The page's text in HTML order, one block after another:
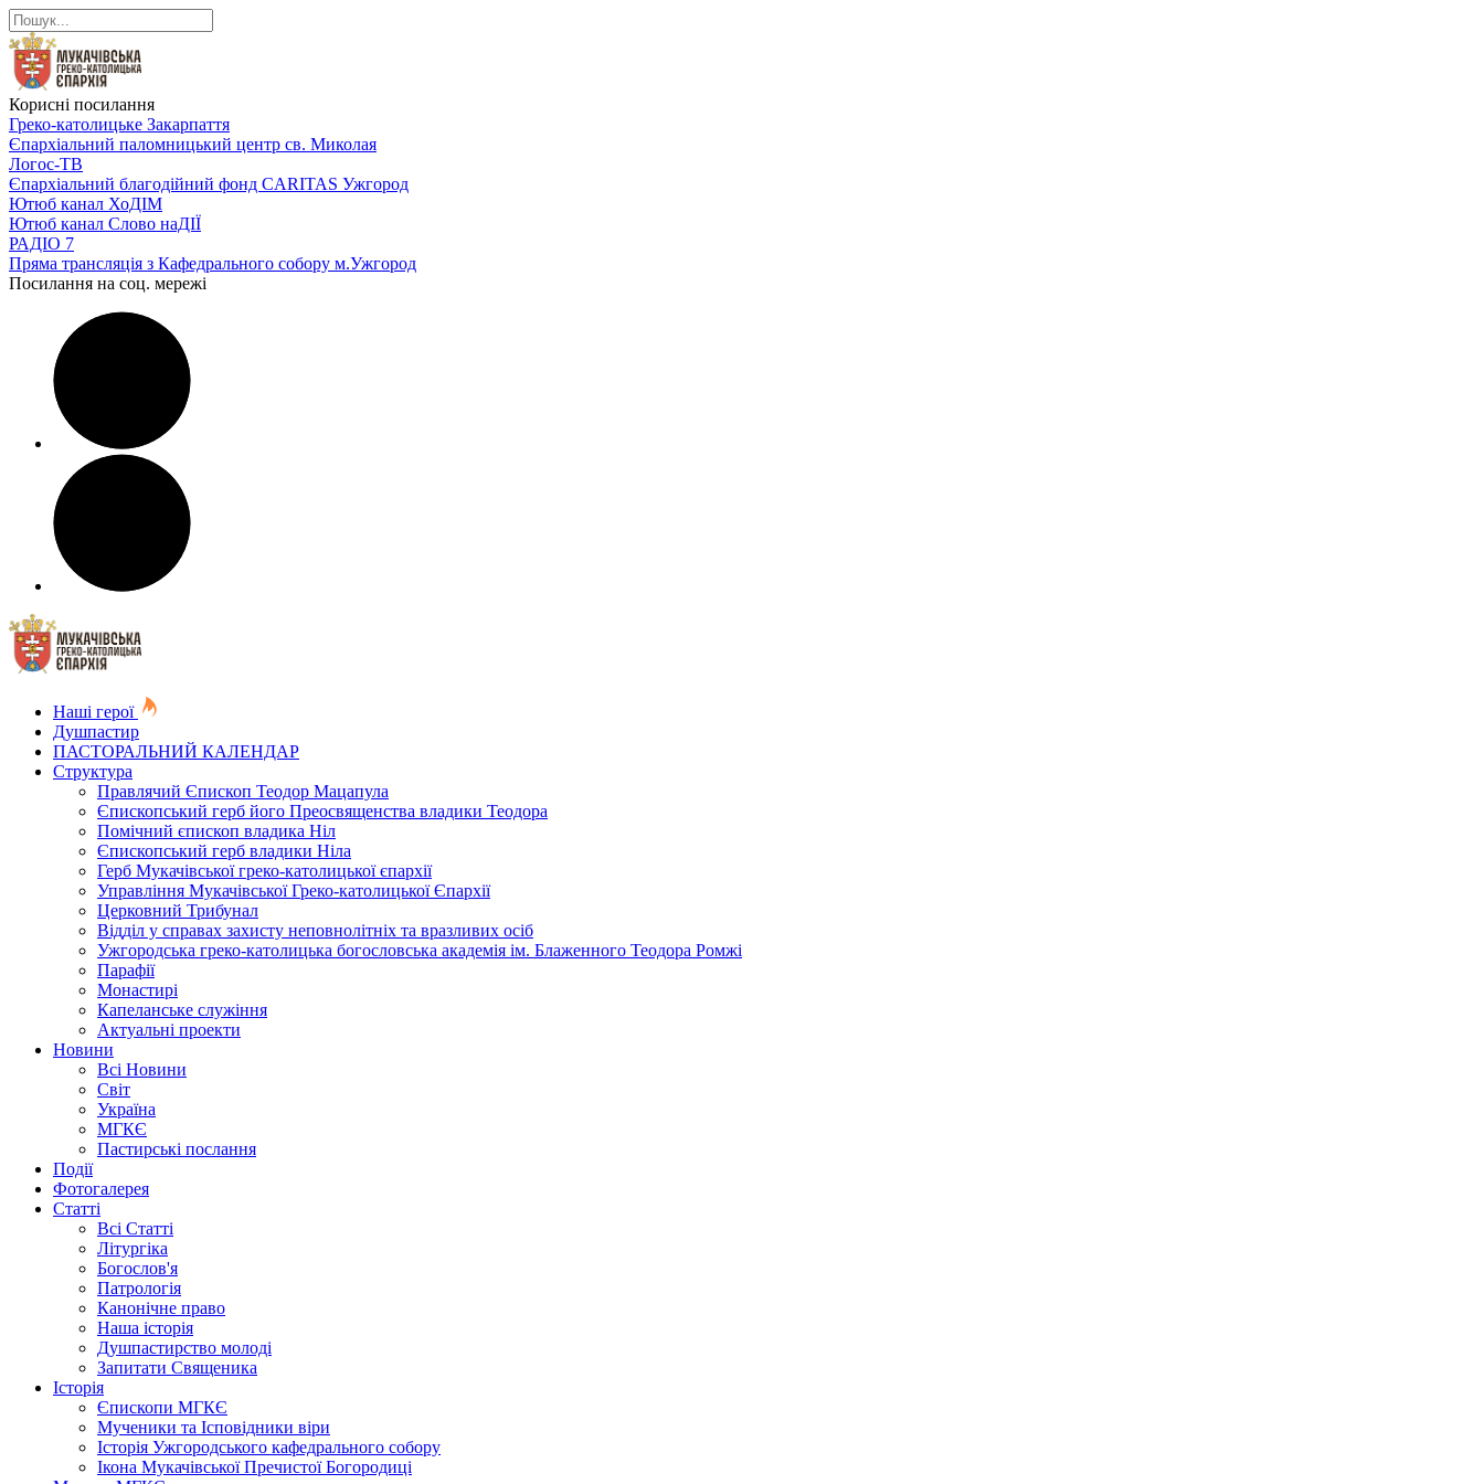
Корисні посилання
Греко-католицьке Закарпаття
Єпархіальний паломницький центр св. Миколая
Логос-ТВ
Єпархіальний благодійний фонд CARITAS Ужгород
Ютюб канал ХоДІМ
Ютюб канал Слово наДІЇ
РАДІО 7
Пряма трансляція з Кафедрального собору м.Ужгород
Посилання на соц. мережі
Наші герої
Душпастир
ПАСТОРАЛЬНИЙ КАЛЕНДАР
Структура
Правлячий Єпископ Теодор Мацапула
Єпископський герб його Преосвященства владики Теодора
Помічний єпископ владика Ніл
Єпископський герб владики Ніла
Герб Мукачівської греко-католицької єпархії
Управління Мукачівської Греко-католицької Єпархії
Церковний Трибунал
Відділ у справах захисту неповнолітніх та вразливих осіб
Ужгородська греко-католицька богословська академія ім. Блаженного Теодора Ромжі
Парафії
Монастирі
Капеланське служіння
Актуальні проекти
Новини
Всі Новини
Світ
Україна
МГКЄ
Пастирські послання
Події
Фотогалерея
Статті
Всі Статті
Літургіка
Богослов'я
Патрологія
Канонічне право
Наша історія
Душпастирство молоді
Запитати Священика
Історія
Єпископи МГКЄ
Мученики та Ісповідники віри
Історія Ужгородського кафедрального собору
Ікона Мукачівської Пречистої Богородиці